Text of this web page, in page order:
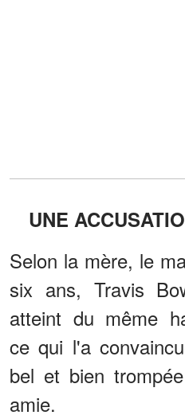
UNE
Selon la mère, le
six ans, Travis
atteint du même
ce qui l'a
bel et bien
amie.